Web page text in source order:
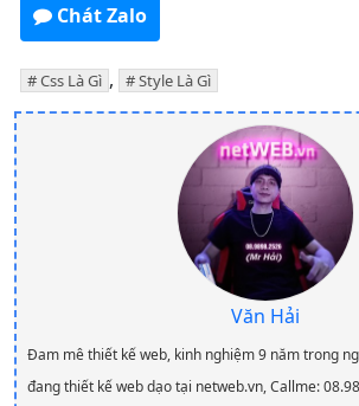
Chát Zalo
Css Là Gì , Style Là Gì
Văn Hải
Đam mê thiết kế web, kinh nghiệm 9 năm trong
đang thiết kế web dạo tại netweb.vn, Callme: